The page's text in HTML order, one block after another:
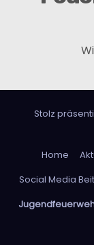
o
Stolz
Home
Social Media